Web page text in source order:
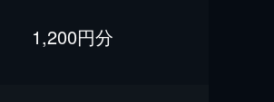
1,200円分